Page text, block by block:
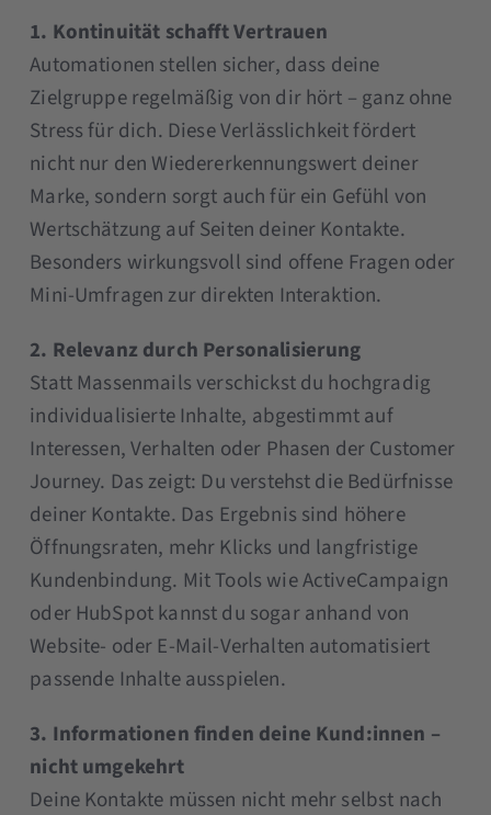
1. Kontinuität schafft Vertrauen
Automationen stellen sicher, dass deine
Zielgruppe regelmäßig von dir hört – ganz ohne
Stress für dich. Diese Verlässlichkeit fördert
nicht nur den Wiedererkennungswert deiner
Marke, sondern sorgt auch für ein Gefühl von
Wertschätzung auf Seiten deiner Kontakte.
Besonders wirkungsvoll sind offene Fragen oder
Mini-Umfragen zur direkten Interaktion.
2. Relevanz durch Personalisierung
Statt Massenmails verschickst du hochgradig
individualisierte Inhalte, abgestimmt auf
Interessen, Verhalten oder Phasen der Customer
Journey. Das zeigt: Du verstehst die Bedürfnisse
deiner Kontakte. Das Ergebnis sind höhere
Öffnungsraten, mehr Klicks und langfristige
Kundenbindung. Mit Tools wie ActiveCampaign
oder HubSpot kannst du sogar anhand von
Website- oder E-Mail-Verhalten automatisiert
passende Inhalte ausspielen.
3. Informationen finden deine Kund:innen –
nicht umgekehrt
Deine Kontakte müssen nicht mehr selbst nach